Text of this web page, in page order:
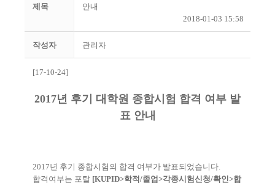
제목
안내
2018-01-03 15:58
작성자 관리자
[17-10-24]
2017년 후기 대학원 종합시험 합격 여부 발
표 안내
2017년 후기 종합시험의 합격 여부가 발표되었습니다.
합격여부는 포탈 [KUPID>학적/졸업>각종시험신청/확인>합